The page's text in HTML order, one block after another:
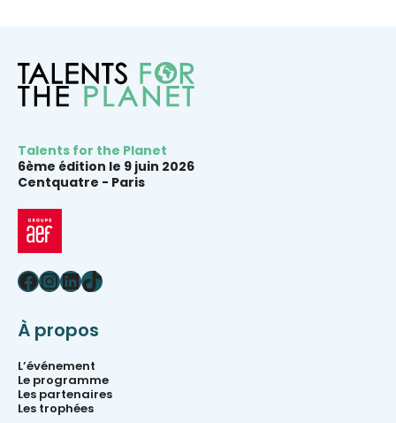
Talents for the Planet
6ème édition le 9 juin 2026
Centquatre - Paris
Facebook
Instagram
LinkedIn
TikTok
À propos
L’événement
Le programme
Les partenaires
Les trophées